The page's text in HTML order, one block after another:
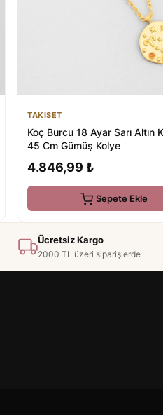
TAKISET
Koç Burcu 18 Ayar Sarı Altın
45 Cm Gümüş Kolye
4.846,99 ₺
Sepete Ekle
Ücretsiz Kargo
2000 TL üzeri siparişlerde